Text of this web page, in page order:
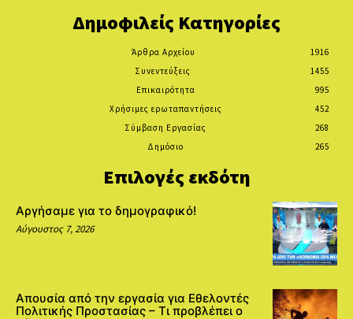
Δημοφιλείς Κατηγορίες
Άρθρα Αρχείου
1916
Συνεντεύξεις
1455
Επικαιρότητα
995
Χρήσιμες ερωταπαντήσεις
452
Σύμβαση Εργασίας
268
Δημόσιο
265
Επιλογές εκδότη
Αργήσαμε για το δημογραφικό!
Αύγουστος 7, 2026
Απουσία από την εργασία για Εθελοντές
Πολιτικής Προστασίας – Τι προβλέπει ο